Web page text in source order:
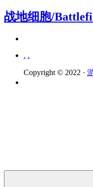
战地细胞/
. .
Copyright © 2022 ·